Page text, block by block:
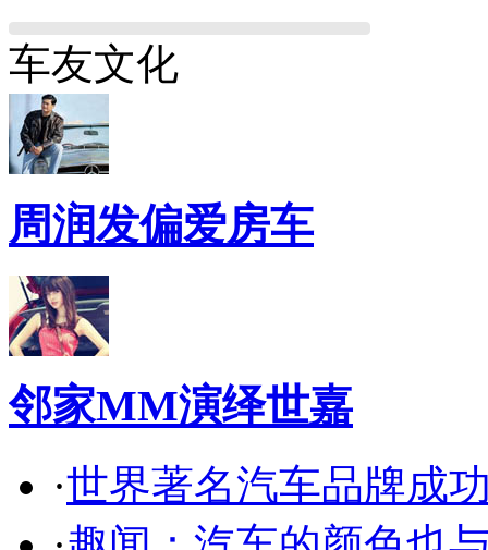
车友文化
周润发偏爱房车
邻家MM演绎世嘉
·世界著名汽车品牌成